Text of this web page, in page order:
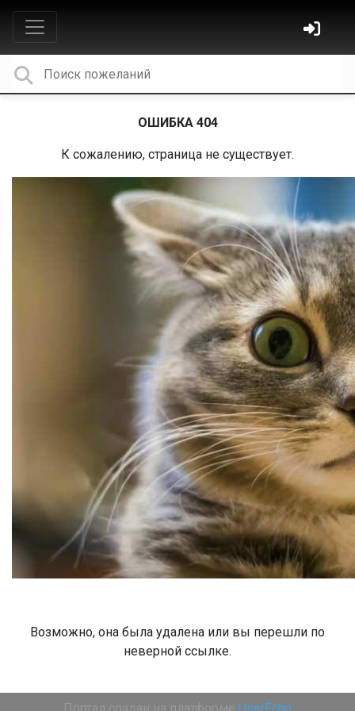
ОШИБКА 404
К сожалению, страница не существует.
Возможно, она была удалена или вы перешли по
неверной ссылке.